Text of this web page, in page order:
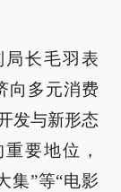
长毛羽表
向多元消费
发与新形态
要地位，
集”等“电影